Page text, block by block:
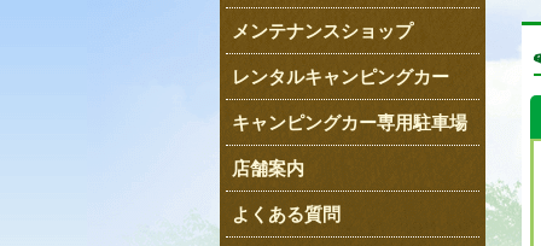
メンテナンスショップ
レンタルキャンピングカー
キャンピングカー専用駐車場
店舗案内
よくある質問